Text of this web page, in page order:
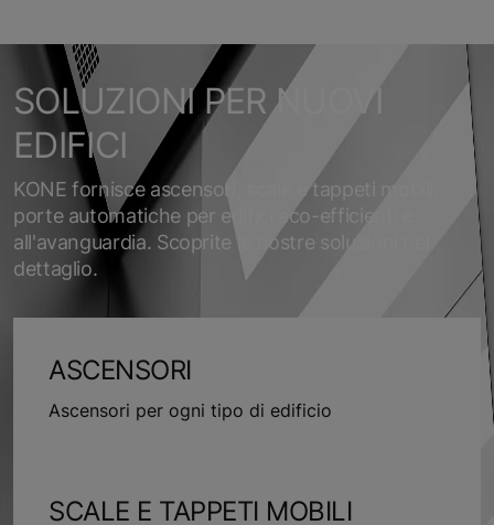
SOLUZIONI PER NUOVI
EDIFICI
KONE fornisce ascensori, scale e tappeti mobili,
porte automatiche per edifici eco-efficienti e
all'avanguardia. Scoprite le nostre soluzioni nel
dettaglio.
ASCENSORI
Ascensori per ogni tipo di edificio
SCALE E TAPPETI MOBILI